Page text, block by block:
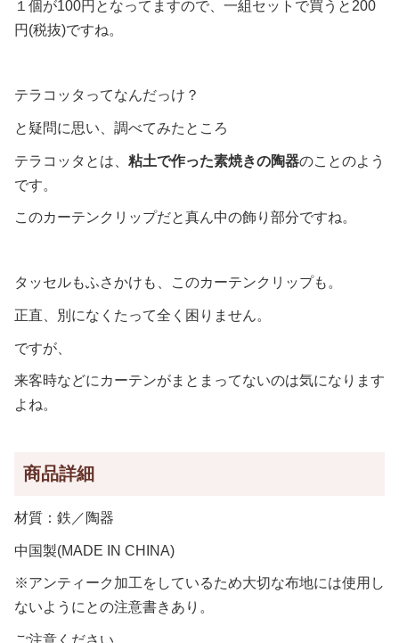
１個が100円となってますので、一組セットで買うと200
円(税抜)ですね。
テラコッタってなんだっけ？
と疑問に思い、調べてみたところ
テラコッタとは、 粘土で作った素焼きの陶器のことのよう
です。
このカーテンクリップだと真ん中の飾り部分ですね。
タッセルもふさかけも、このカーテンクリップも。
正直、別になくたって全く困りません。
ですが、
来客時などにカーテンがまとまってないのは気になります
よね。
商品詳細
材質：鉄／陶器
中国製(MADE IN CHINA)
※アンティーク加工をしているため大切な布地には使用し
ないようにとの注意書きあり。
ご注意ください。